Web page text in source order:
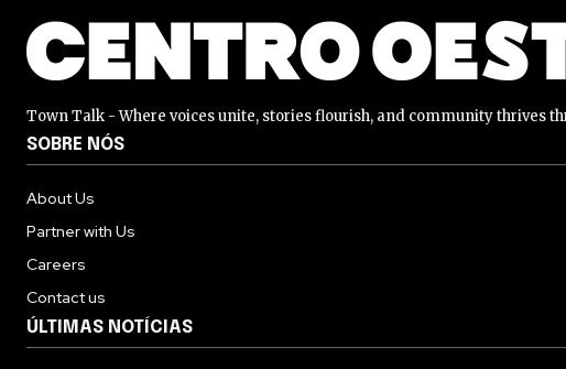
Town Talk - Where voices unite, stories flourish, and community thrives
SOBRE NÓS
About Us
Partner with Us
Careers
Contact us
ÚLTIMAS NOTÍCIAS